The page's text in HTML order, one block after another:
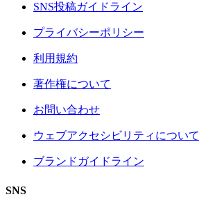
SNS投稿ガイドライン
プライバシーポリシー
利用規約
著作権について
お問い合わせ
ウェブアクセシビリティについて
ブランドガイドライン
SNS